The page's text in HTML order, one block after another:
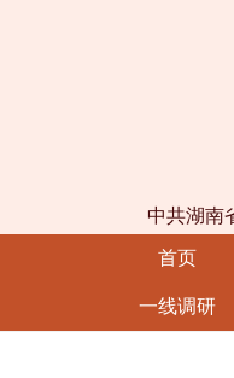
中共湖南
首页
一线调研